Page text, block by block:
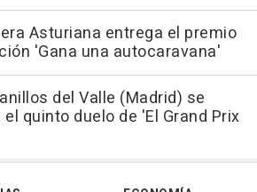
Asturiana entrega el premio
'Gana una autocaravana'
del Valle (Madrid) se
quinto duelo de 'El Grand Prix